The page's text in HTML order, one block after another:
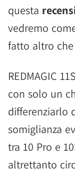
questa
vedremo
fatto altro
REDMAGIC
con solo un
differenziarlo
somiglianza
tra 10 Pro e
altrettanto